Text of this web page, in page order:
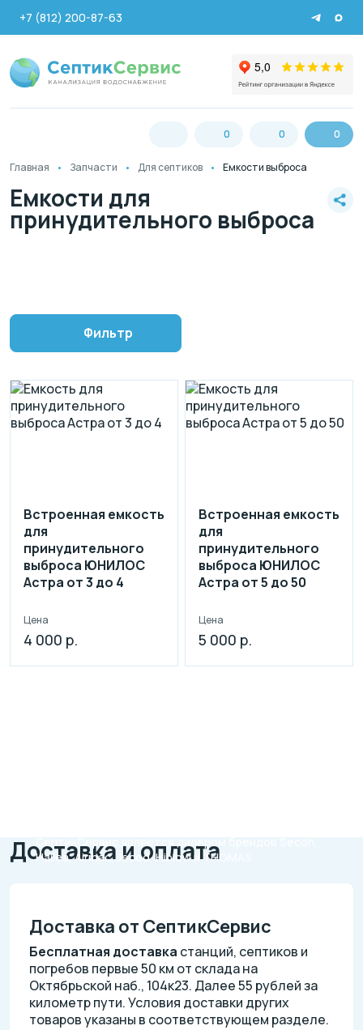
+7 (812) 200-87-63
0 0 0
Главная Запчасти Для септиков Емкости выброса
Емкости для
принудительного выброса
Hailea, Airmac, Jecod, Hiblow и THOMAS
Фильтр
Встроенная емкость
для
принудительного
выброса ЮНИЛОС
Астра от 3 до 4
Цена
4 000 р.
Встроенная емкость
для
принудительного
выброса ЮНИЛОС
Астра от 5 до 50
Цена
5 000 р.
Доставка и оплата
Доставка от СептикСервис
Бесплатная доставка станций, септиков и
погребов первые 50 км от склада на
Октябрьской наб., 104к23. Далее 55 рублей за
километр пути. Условия доставки других
товаров указаны в соответствующем разделе.